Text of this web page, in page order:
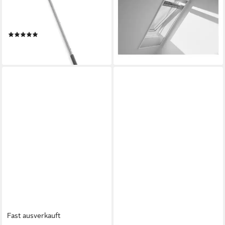
ZCT 200K für Fenster
Rollläden Rollos, (1 St)
lieferbar - in 4-5 Werktagen bei dir
Insektenschutzrollo
760x2000 mm (1-St)
163,90 €
lieferbar - in 4-5 Werktagen bei dir
Fast ausverkauft